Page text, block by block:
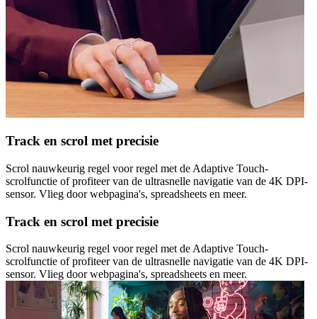
Track en scrol met precisie
Scrol nauwkeurig regel voor regel met de Adaptive Touch-
scrolfunctie of profiteer van de ultrasnelle navigatie van de 4K DPI-
sensor. Vlieg door webpagina's, spreadsheets en meer.
Track en scrol met precisie
Scrol nauwkeurig regel voor regel met de Adaptive Touch-
scrolfunctie of profiteer van de ultrasnelle navigatie van de 4K DPI-
sensor. Vlieg door webpagina's, spreadsheets en meer.